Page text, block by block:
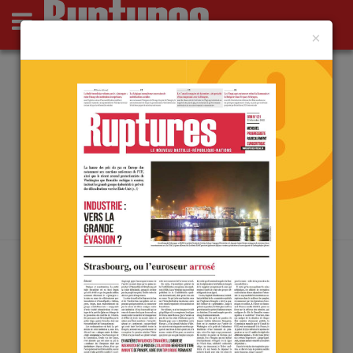
Actus Opinions
Point de Ruptures
Culture
Deutsch
ARCHIVES PAR MOT-CLÉ :ABANDON
Accueil/abandon
×